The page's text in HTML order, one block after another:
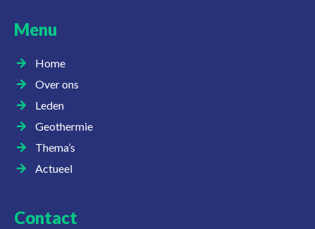
Menu
Home
Over ons
Leden
Geothermie
Thema’s
Actueel
Contact